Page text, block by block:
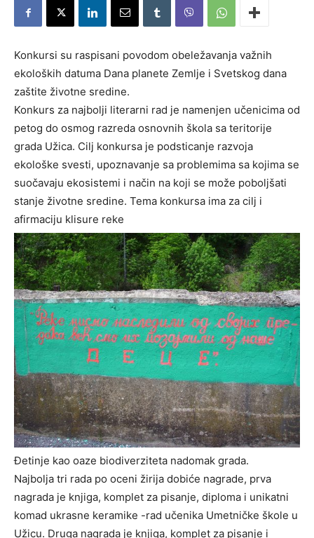
Konkursi su raspisani povodom obeležavanja važnih
ekoloških datuma Dana planete Zemlje i Svetskog dana
zaštite životne sredine.
Konkurs za najbolji literarni rad je namenjen učenicima od
petog do osmog razreda osnovnih škola sa teritorije
grada Užica. Cilj konkursa je podsticanje razvoja
ekološke svesti, upoznavanje sa problemima sa kojima se
suočavaju ekosistemi i način na koji se može poboljšati
stanje životne sredine. Tema konkursa ima za cilj i
afirmaciju klisure reke
Đetinje kao oaze biodiverziteta nadomak grada.
Najbolja tri rada po oceni žirija dobiće nagrade, prva
nagrada je knjiga, komplet za pisanje, diploma i unikatni
komad ukrasne keramike -rad učenika Umetničke škole u
Užicu. Druga nagrada je knjiga, komplet za pisanje i